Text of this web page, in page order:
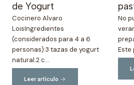
de Yogurt
Cocinero Alvaro
LoisIngredientes
(considerados para 4 a 6
personas):3 tazas de yogurt
natural.2 c...
Leer artículo
No
Este